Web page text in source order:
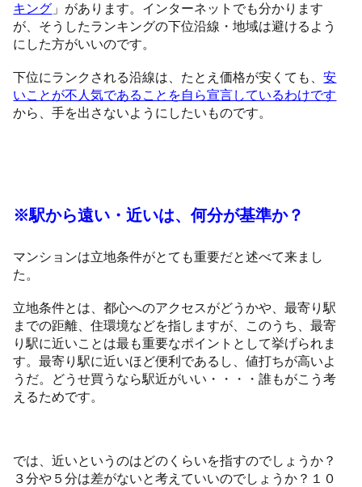
キング 」があります。インターネットでも分かります
が、そうしたランキングの下位沿線・地域は避けるよう
にした方がいいのです。
下位にランクされる沿線は、たとえ価格が安くても、安
いことが不人気であることを自ら宣言しているわけです
から、手を出さないようにしたいものです。
※駅から遠い・近いは、何分が基準か？
マンションは立地条件がとても重要だと述べて来まし
た。
立地条件とは、都心へのアクセスがどうかや、最寄り駅
までの距離、住環境などを指しますが、このうち、最寄
り駅に近いことは最も重要なポイントとして挙げられま
す。最寄り駅に近いほど便利であるし、値打ちが高いよ
うだ。どうせ買うなら駅近がいい・・・・誰もがこう考
えるためです。
では、近いというのはどのくらいを指すのでしょうか？
３分や５分は差がないと考えていいのでしょうか？１０